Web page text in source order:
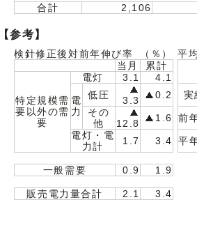
合計
2,106
【参考】
検針修正後対前年伸び率 （％）
平
当月
累計
特定規模需
要以外の需
要
電灯 3.1 4.1
電
力
低圧 3.3 0.2
実
その
他
12.8 1.6
前
電灯・電
力計
1.7 3.4 平
一般需要 0.9 1.9
販売電力量合計 2.1 3.4